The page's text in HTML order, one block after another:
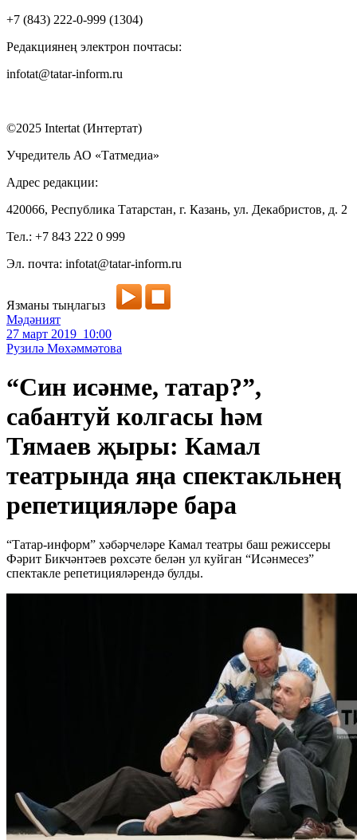
+7 (843) 222-0-999 (1304)
Редакциянең электрон почтасы:
infotat@tatar-inform.ru
©2025 Intertat (Интертат)
Учредитель АО «Татмедиа»
Адрес редакции:
420066, Республика Татарстан, г. Казань, ул. Декабристов, д. 2
Тел.: +7 843 222 0 999
Эл. почта: infotat@tatar-inform.ru
Язманы тыңлагыз
Мәдәният
27 март 2019 10:00
Рузилә Мөхәммәтова
“Син исәнме, татар?”,
сабантуй колгасы һәм
Тямаев җыры: Камал
театрында яңа спектакльнең
репетицияләре бара
“Татар-информ” хәбәрчеләре Камал театры баш режиссеры
Фәрит Бикчәнтәев рөхсәте белән ул куйган “Исәнмесез”
спектакле репетицияләрендә булды.